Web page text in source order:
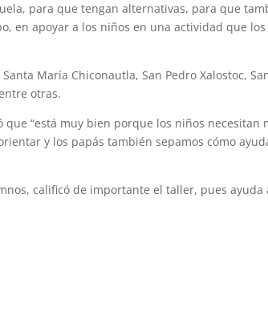
para que tengan alternativas, para que
en apoyar a los niños en una actividad que los
María Chiconautla, San Pedro Xalostoc,
otras.
que “está muy bien porque los niños necesitan
y los papás también sepamos cómo
calificó de importante el taller, pues ayuda